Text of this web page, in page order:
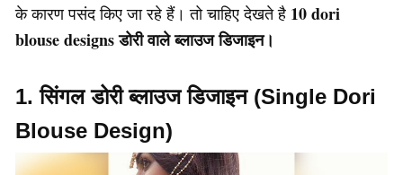
के कारण पसंद किए जा रहे हैं। तो चाहिए देखते है 10 dori
blouse designs डोरी वाले ब्लाउज डिजाइन।
1. सिंगल डोरी ब्लाउज डिजाइन (Single Dori
Blouse Design)